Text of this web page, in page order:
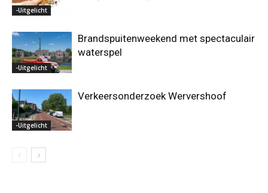
-Uitgelicht
-Uitgelicht
Brandspuitenweekend met spectaculair
waterspel
-Uitgelicht
Verkeersonderzoek Wervershoof